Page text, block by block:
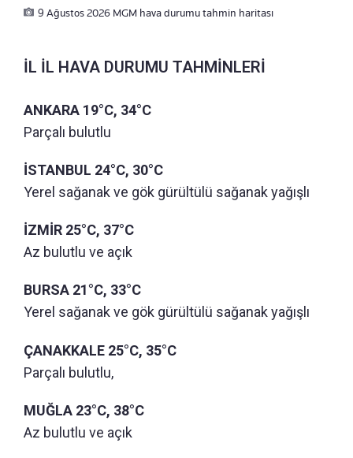
9 Ağustos 2026 MGM hava durumu tahmin haritası
İL İL HAVA DURUMU TAHMİNLERİ
ANKARA 19°C, 34°C
Parçalı bulutlu
İSTANBUL 24°C, 30°C
Yerel sağanak ve gök gürültülü sağanak yağışlı
İZMİR 25°C, 37°C
Az bulutlu ve açık
BURSA 21°C, 33°C
Yerel sağanak ve gök gürültülü sağanak yağışlı
ÇANAKKALE 25°C, 35°C
Parçalı bulutlu,
MUĞLA 23°C, 38°C
Az bulutlu ve açık